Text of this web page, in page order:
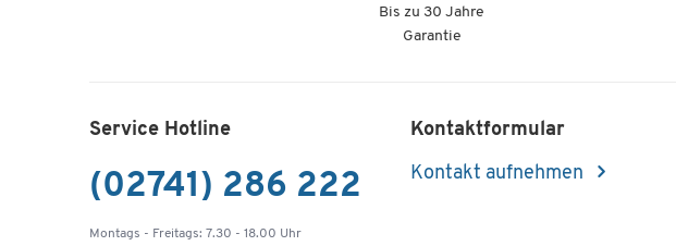
Bis zu 30 Jahre
Garantie
Service Hotline
(02741) 286 222
Montags - Freitags: 7.30 - 18.00 Uhr
Kontaktformular
Kontakt aufnehmen